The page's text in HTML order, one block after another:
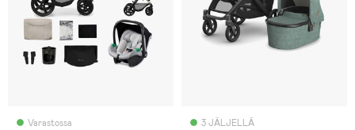
Varastossa 3 JÄLJELLÄ